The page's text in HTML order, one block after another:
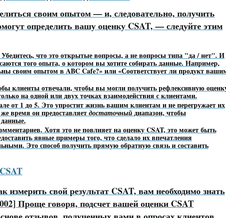
своим опытом — и, следовательно, получить
определить вашу оценку CSAT, — следуйте этим
Убедитесь, что это открытые вопросы, а не вопросы типа "да / нет". И
того опыта, о котором вы хотите собирать данные. Например,
своим опытом в ABC Cafe?» или «Соответствует ли продукт
клиенты отвечали, чтобы вы могли получить рефлексивную
на одной или двух точках взаимодействия с клиентами.
от 1 до 5. Это упростит жизнь вашим клиентам и не перегружает их
время он предоставляет достаточный диапазон, чтобы
Хотя это не повлияет на оценку CSAT, это может быть
явные примеры того, что сделало их впечатления
Это способ получить прямую обратную связь и составить
измерить свой результат CSAT, вам необходимо знать
Проще говоря, подсчет вашей оценки CSAT